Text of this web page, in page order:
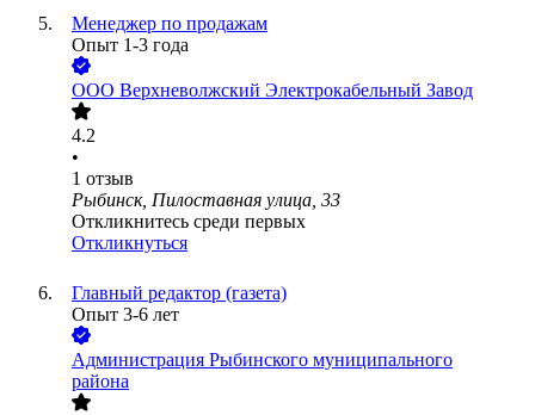
Менеджер по продажам
Опыт 1-3 года
ООО Верхневолжский Электрокабельный Завод
4.2
•
1 отзыв
Рыбинск, Пилоставная улица, 33
Откликнитесь среди первых
Откликнуться
Главный редактор (газета)
Опыт 3-6 лет
Администрация Рыбинского муниципального
района